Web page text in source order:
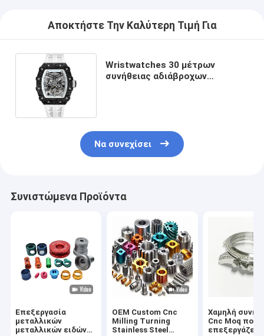
Αποκτήστε Την Καλύτερη Τιμή Για
Wristwatches 30 μέτρων
συνήθειας αδιάβροχων
Να συνεχίσει
Συνιστώμενα Προϊόντα
Επεξεργασία
μεταλλικών
μεταλλικών ειδών
OEM Custom Cnc
Milling Turning
Stainless Steel
Χαμηλή
Cnc Moq που